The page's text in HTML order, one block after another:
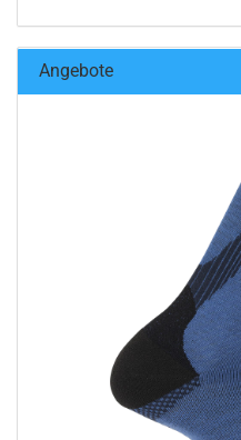
Angebote